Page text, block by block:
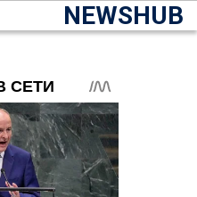
NEWSHUB